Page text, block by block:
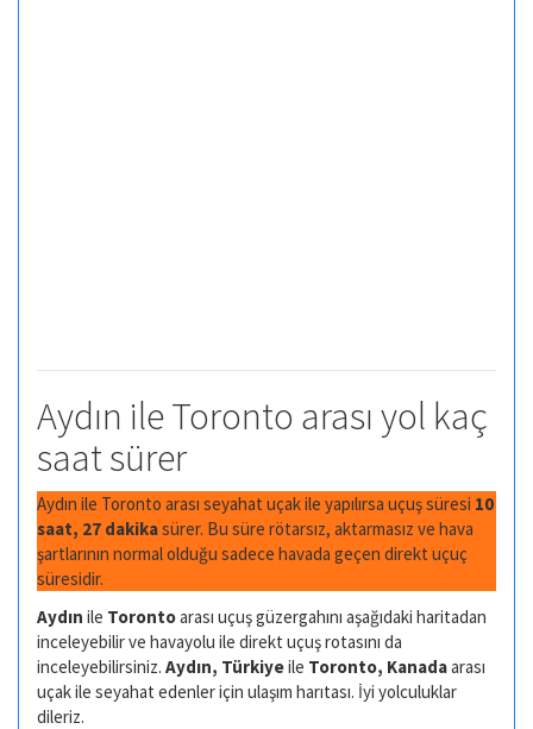
Aydın ile Toronto arası yol kaç
saat sürer
Aydın ile Toronto arası seyahat uçak ile yapılırsa uçuş süresi 10
saat, 27 dakikasürer. Bu süre rötarsız, aktarmasız ve hava
şartlarının normal olduğu sadece havada geçen direkt uçuç
süresidir.
Aydın ile Torontoarası uçuş güzergahını aşağıdaki haritadan
inceleyebilir ve havayolu ile direkt uçuş rotasını da
inceleyebilirsiniz. Aydın, Türkiyeile Toronto, Kanadaarası
uçak ile seyahat edenler için ulaşım harıtası. İyi yolculuklar
dileriz.